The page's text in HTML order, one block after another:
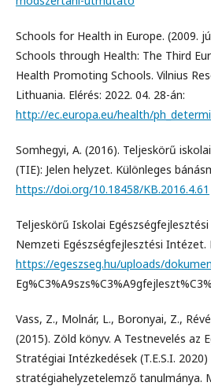
Schools for Health in Europe. (2009.
Schools through Health: The Third
Health Promoting Schools. Vilnius
Lithuania. Elérés: 2022. 04. 28-án:
http://ec.europa.eu/health/
Somhegyi, A. (2016). Teljeskörű
(TIE): Jelen helyzet. Különleges
https://doi.org/10.18458/KB.2016.4.61
Teljeskörű Iskolai
Nemzeti Egészségfejlesztési Intézet.
https://egeszseg.hu/uploads/
Vass, Z., Molnár, L., Boronyai, Z.,
(2015). Zöld könyv. A Testnevelés az
Stratégiai Intézkedések (T.E.S.I.
stratégiahelyzetelemző tanulmánya.